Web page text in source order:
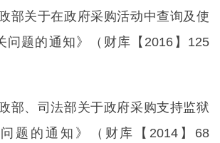
部关于在政府采购活动中查询及使
问题的通知》（财库【2016】125
部、司法部关于政府采购支持监狱
题的通知》（财库【2014】68